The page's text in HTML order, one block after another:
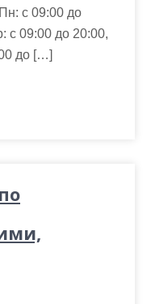
с 09:00 до
с 09:00 до 20:00,
до […]